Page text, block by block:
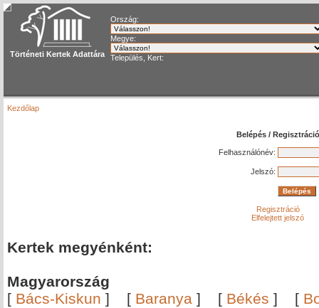
Történeti Kertek Adattára
Ország:
Megye:
Település, Kert:
Kezdőlap
Belépés / Regisztráció
Felhasználónév:
Jelszó:
Regisztráció
Elfelejtett jelszó
Kertek megyénként:
Magyarország
[ Bács-Kiskun ] [ Baranya ] [ Békés ] [